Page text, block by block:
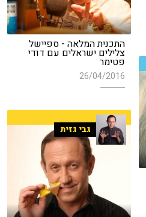
התכנית המלאה - ספיישל
צלילים ישראלים עם דודי
פטימר
26/04/2016
גבי גזית